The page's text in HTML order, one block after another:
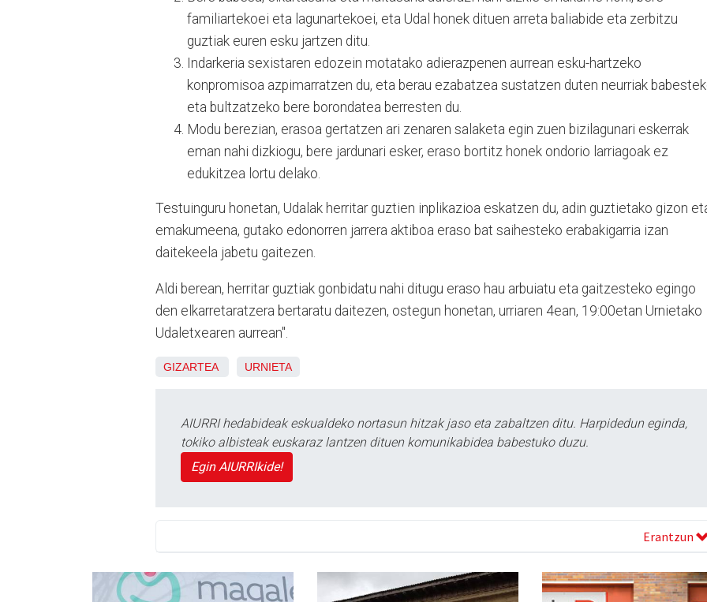
familiartekoei eta lagunartekoei, eta Udal honek dituen arreta baliabide eta zerbitzu
guztiak euren esku jartzen ditu.
Indarkeria sexistaren edozein motatako adierazpenen aurrean esku-hartzeko
konpromisoa azpimarratzen du, eta berau ezabatzea sustatzen duten neurriak
eta bultzatzeko bere borondatea berresten du.
Modu berezian, erasoa gertatzen ari zenaren salaketa egin zuen bizilagunari eskerrak
eman nahi dizkiogu, bere jardunari esker, eraso bortitz honek ondorio larriagoak ez
edukitzea lortu delako.
Testuinguru honetan, Udalak herritar guztien inplikazioa eskatzen du, adin guztietako gizon
emakumeena, gutako edonorren jarrera aktiboa eraso bat saihesteko erabakigarria izan
daitekeela jabetu gaitezen.
Aldi berean, herritar guztiak gonbidatu nahi ditugu eraso hau arbuiatu eta gaitzesteko egingo
den elkarretaratzera bertaratu daitezen, ostegun honetan, urriaren 4ean, 19:00etan Urnietako
Udaletxearen aurrean".
GIZARTEA URNIETA
AIURRI hedabideak eskualdeko nortasun hitzak jaso eta zabaltzen ditu. Harpidedun eginda,
tokiko albisteak euskaraz lantzen dituen komunikabidea babestuko duzu.
Egin AIURRIkide!
Erantzun